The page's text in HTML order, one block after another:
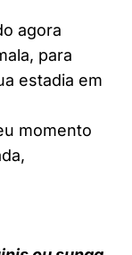
agora
para
estadia em
momento